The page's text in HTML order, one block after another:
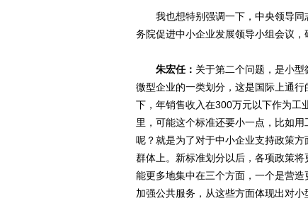
我也想特别强调一下，中央领导同
务院促进中小企业发展领导小组会议，
朱宏任： 关于第二个问题，是小
微型企业的一类划分，这是国际上通
下，年销售收入在300万元以下作为工
里，可能这个标准还要小一点，比如
呢？就是为了对于中小企业支持政策
群体上。新标准划分以后，各项政策
能更多地集中在三个方面，一个是营
加强公共服务，从这些方面体现出对小